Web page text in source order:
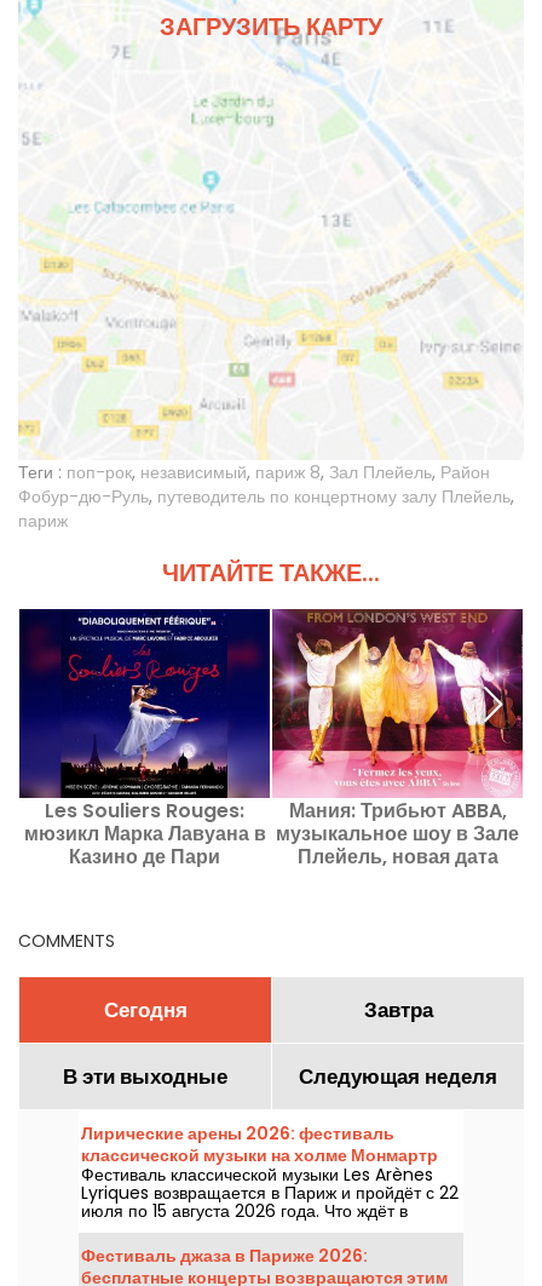
ЗАГРУЗИТЬ КАРТУ
Теги : поп-рок, независимый, париж 8, Зал Плейель, Район
Фобур-дю-Руль, путеводитель по концертному залу Плейель,
париж
ЧИТАЙТЕ ТАКЖЕ...
Les Souliers Rouges:
мюзикл Марка Лавуана в
Казино де Пари
Мания: Трибьют ABBA,
музыкальное шоу в Зале
Плейель, новая дата
COMMENTS
Сегодня Завтра
В эти выходные Следующая неделя
Лирические арены 2026: фестиваль
классической музыки на холме Монмартр
Фестиваль классической музыки Les Arènes
Lyriques возвращается в Париж и пройдёт с 22
июля по 15 августа 2026 года. Что ждёт в
программе? Не менее 16 концертов, которые
пройдут в Аренах Монмартра — идиллическое
место для прослушивания великих шедевров.
Фестиваль джаза в Париже 2026:
бесплатные концерты возвращаются этим